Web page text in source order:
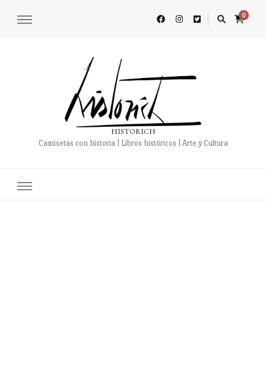
0
HISTORICH
Camisetas con historia | Libros históricos | Arte y Cultura